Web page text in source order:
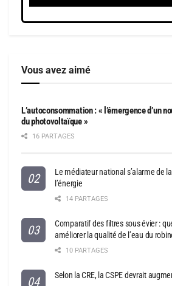
Vous avez aimé
L’autoconsommation : « l’émergence d’un
du photovoltaïque »
16 PARTAGES
Le médiateur national s’alarme de
l’énergie
14 PARTAGES
Comparatif des filtres sous évier :
améliorer la qualité de l’eau du
10 PARTAGES
Selon la CRE, la CSPE devrait